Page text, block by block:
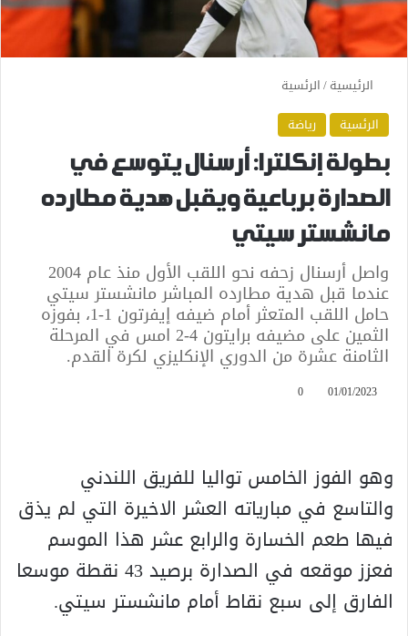
الرئيسية/الرئسية
الرئسية
رياضة
بطولة إنكلترا: أرسنال يتوسع في
الصدارة برباعية ويقبل هدية مطارده
مانشستر سيتي
واصل أرسنال زحفه نحو اللقب الأول منذ عام 2004
عندما قبل هدية مطارده المباشر مانشستر سيتي
حامل اللقب المتعثر أمام ضيفه إيفرتون 1-1، بفوزه
الثمين على مضيفه برايتون 4-2 امس في المرحلة
الثامنة عشرة من الدوري الإنكليزي لكرة القدم.
01/01/2023
0
وهو الفوز الخامس تواليا للفريق اللندني
والتاسع في مبارياته العشر الاخيرة التي لم يذق
فيها طعم الخسارة والرابع عشر هذا الموسم
فعزز موقعه في الصدارة برصيد 43 نقطة موسعا
الفارق إلى سبع نقاط أمام مانشستر سيتي.